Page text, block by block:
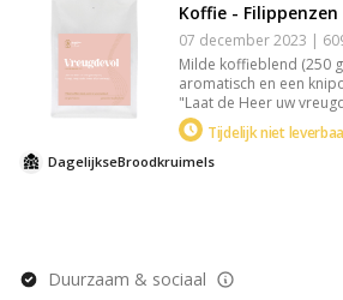
Koffie -
07 december 2023 |
Milde koffieblend (250
aromatisch en een
"Laat de Heer uw
nogmaals: wees altijd verheugd."
koffie is speciaal voor
Brandstof; Een lokale,
Tijdelijk niet
DagelijkseBroodkruimels
Duurzaam & sociaal